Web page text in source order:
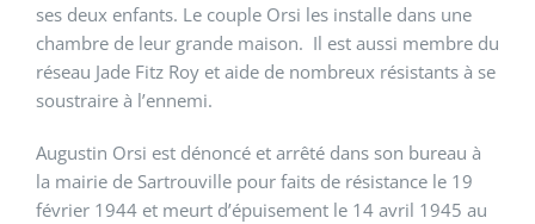
ses deux enfants. Le couple Orsi les installe dans une
chambre de leur grande maison. Il est aussi membre du
réseau Jade Fitz Roy et aide de nombreux résistants à se
soustraire à l’ennemi.
Augustin Orsi est dénoncé et arrêté dans son bureau à
la mairie de Sartrouville pour faits de résistance le 19
février 1944 et meurt d’épuisement le 14 avril 1945 au